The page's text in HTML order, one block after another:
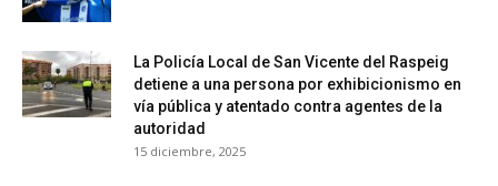
La Policía Local de San Vicente del Raspeig
detiene a una persona por exhibicionismo en
vía pública y atentado contra agentes de la
autoridad
15 diciembre, 2025